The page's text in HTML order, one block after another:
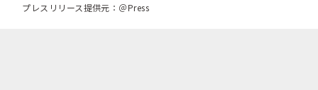
プレスリリース提供元：＠Press